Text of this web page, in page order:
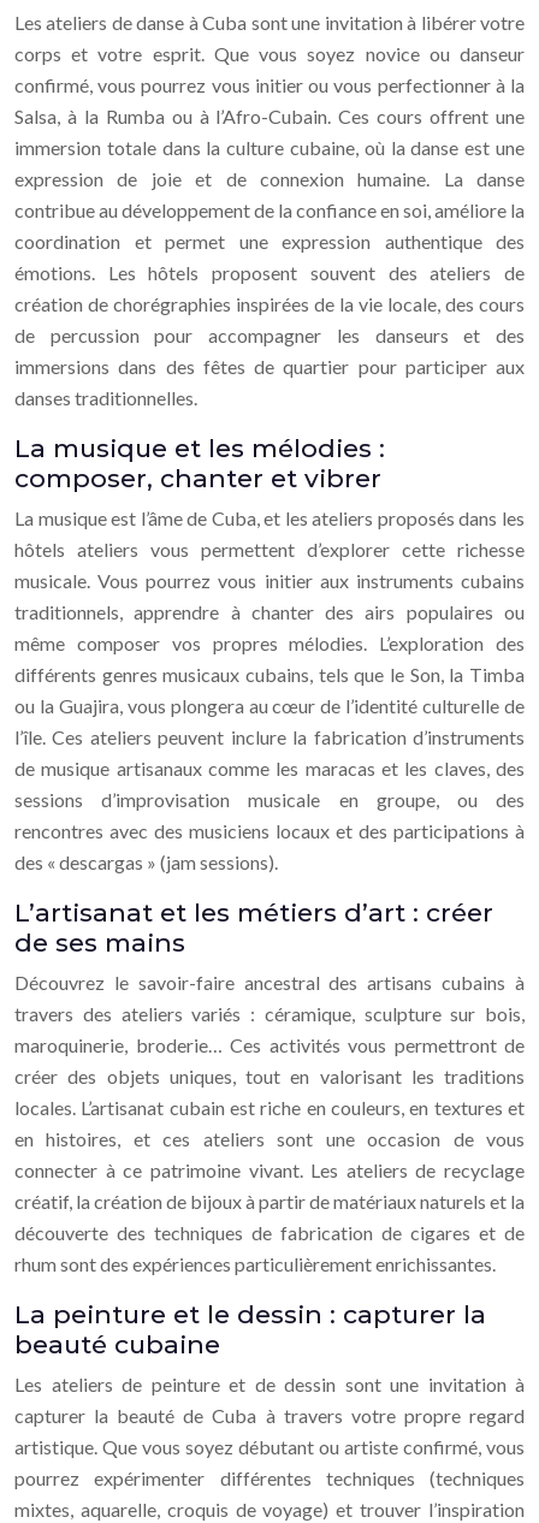
Les ateliers de danse à Cuba sont une invitation à libérer votre
corps et votre esprit. Que vous soyez novice ou danseur
confirmé, vous pourrez vous initier ou vous perfectionner à la
Salsa, à la Rumba ou à l’Afro-Cubain. Ces cours offrent une
immersion totale dans la culture cubaine, où la danse est une
expression de joie et de connexion humaine. La danse
contribue au développement de la confiance en soi, améliore la
coordination et permet une expression authentique des
émotions. Les hôtels proposent souvent des ateliers de
création de chorégraphies inspirées de la vie locale, des cours
de percussion pour accompagner les danseurs et des
immersions dans des fêtes de quartier pour participer aux
danses traditionnelles.
La musique et les mélodies :
composer, chanter et vibrer
La musique est l’âme de Cuba, et les ateliers proposés dans les
hôtels ateliers vous permettent d’explorer cette richesse
musicale. Vous pourrez vous initier aux instruments cubains
traditionnels, apprendre à chanter des airs populaires ou
même composer vos propres mélodies. L’exploration des
différents genres musicaux cubains, tels que le Son, la Timba
ou la Guajira, vous plongera au cœur de l’identité culturelle de
l’île. Ces ateliers peuvent inclure la fabrication d’instruments
de musique artisanaux comme les maracas et les claves, des
sessions d’improvisation musicale en groupe, ou des
rencontres avec des musiciens locaux et des participations à
des « descargas » (jam sessions).
L’artisanat et les métiers d’art : créer
de ses mains
Découvrez le savoir-faire ancestral des artisans cubains à
travers des ateliers variés : céramique, sculpture sur bois,
maroquinerie, broderie… Ces activités vous permettront de
créer des objets uniques, tout en valorisant les traditions
locales. L’artisanat cubain est riche en couleurs, en textures et
en histoires, et ces ateliers sont une occasion de vous
connecter à ce patrimoine vivant. Les ateliers de recyclage
créatif, la création de bijoux à partir de matériaux naturels et la
découverte des techniques de fabrication de cigares et de
rhum sont des expériences particulièrement enrichissantes.
La peinture et le dessin : capturer la
beauté cubaine
Les ateliers de peinture et de dessin sont une invitation à
capturer la beauté de Cuba à travers votre propre regard
artistique. Que vous soyez débutant ou artiste confirmé, vous
pourrez expérimenter différentes techniques (techniques
mixtes, aquarelle, croquis de voyage) et trouver l’inspiration